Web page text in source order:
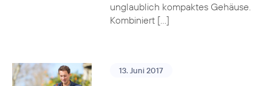
unglaublich kompaktes Gehäuse.
Kombiniert […]
13. Juni 2017